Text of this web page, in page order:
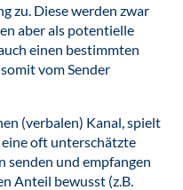
zu. Diese werden zwar
aber als potentielle
einen bestimmten
vom Sender
(verbalen) Kanal, spielt
oft unterschätzte
senden und empfangen
Anteil bewusst (z.B.